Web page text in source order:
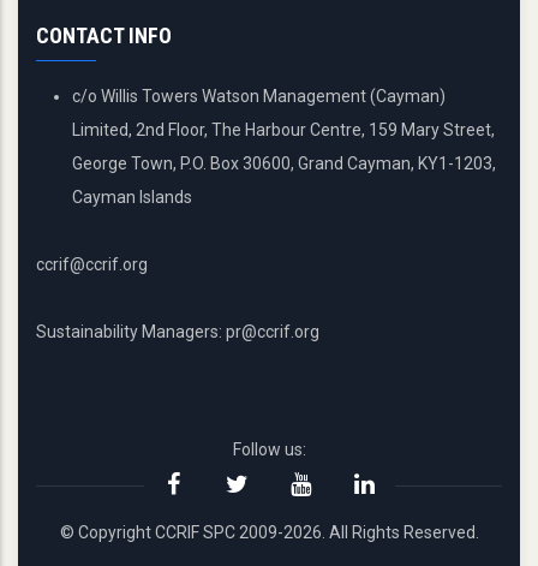
CONTACT INFO
c/o Willis Towers Watson Management (Cayman)
Limited, 2nd Floor, The Harbour Centre, 159 Mary Street,
George Town, P.O. Box 30600, Grand Cayman, KY1-1203,
Cayman Islands
ccrif@ccrif.org
Sustainability Managers: pr@ccrif.org
Follow us:
© Copyright CCRIF SPC 2009-2026. All Rights Reserved.